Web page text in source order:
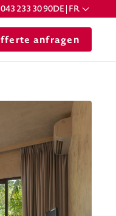
043 233 30 90DE | FR
anfragen